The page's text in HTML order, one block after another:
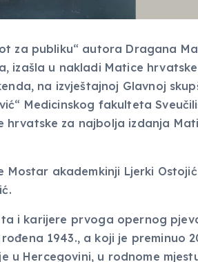
za publiku“ autora Dragana
izašla u nakladi Matice
na izvještajnoj Glavnoj
Medicinskog fakulteta
hrvatske za najbolja izdanja
akademkinji Ljerki
i karijere prvoga opernog
1943., a koji je preminuo
u Hercegovini, u rodnome